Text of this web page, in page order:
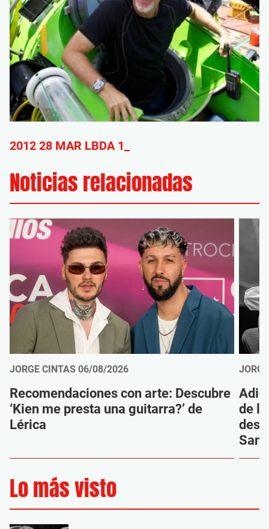
2012 28 MAR LBDA 1_
Noticias relacionadas
JORGE CINTAS 06/08/2026
Recomendaciones con arte: Descubre
‘Kien me presta una guitarra?’ de
Lérica
de
Sanz
Lo más visto